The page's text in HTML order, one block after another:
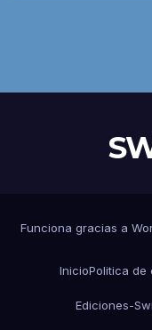
Funciona gracias a
InicioPolitica de
Ediciones-